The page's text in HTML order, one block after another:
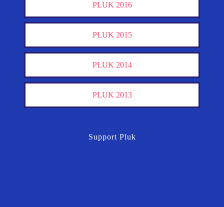
PLUK 2016
PLUK 2015
PLUK 2014
PLUK 2013
Support Pluk